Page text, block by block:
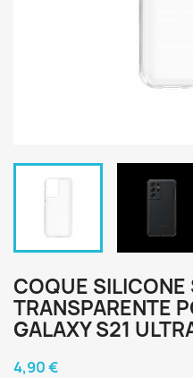
COQUE SILICONE
TRANSPARENTE
GALAXY S21
4,90 €